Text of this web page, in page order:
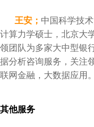
王安； 中国科学技
计算力学硕士，北京大
领团队为多家大中型银
据分析咨询服务，关注
联网金融，大数据应用。
其他服务